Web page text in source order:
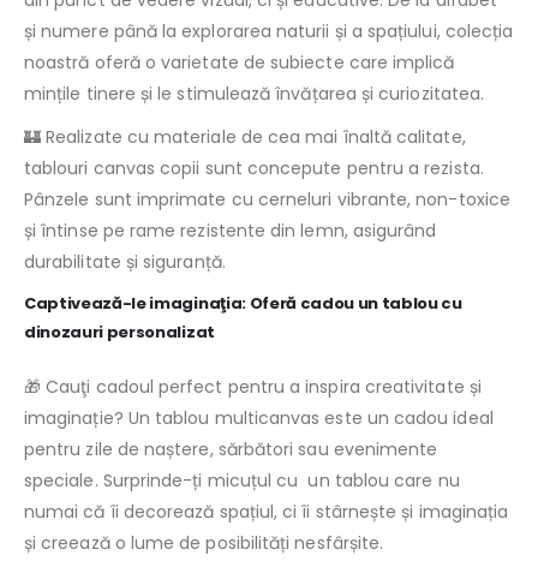
și numere până la explorarea naturii și a spațiului, colecția
noastră oferă o varietate de subiecte care implică
mințile tinere și le stimulează învățarea și curiozitatea.
🏰 Realizate cu materiale de cea mai înaltă calitate,
tablouri canvas copii sunt concepute pentru a rezista.
Pânzele sunt imprimate cu cerneluri vibrante, non-toxice
și întinse pe rame rezistente din lemn, asigurând
durabilitate și siguranță.
Captivează-le imaginaţia: Oferă cadou un tablou cu
dinozauri personalizat
🎁 Cauţi cadoul perfect pentru a inspira creativitate și
imaginație? Un tablou multicanvas este un cadou ideal
pentru zile de naștere, sărbători sau evenimente
speciale. Surprinde-ți micuțul cu un tablou care nu
numai că îi decorează spațiul, ci îi stârnește și imaginația
și creează o lume de posibilități nesfârșite.